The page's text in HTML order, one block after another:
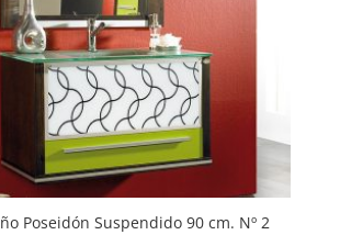
Poseidón Suspendido 90 cm. Nº 2